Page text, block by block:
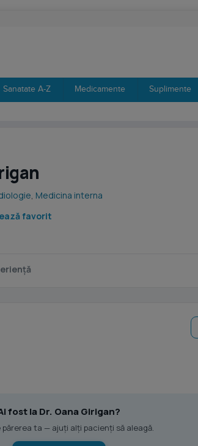
Sanatate A-Z Medicamente Suplimente
, Medicina interna
favorit
fost la Dr. Oana Girigan?
părerea ta — ajuți alți pacienți să aleagă.